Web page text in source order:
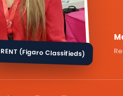
RENT (Figaro Classifieds)